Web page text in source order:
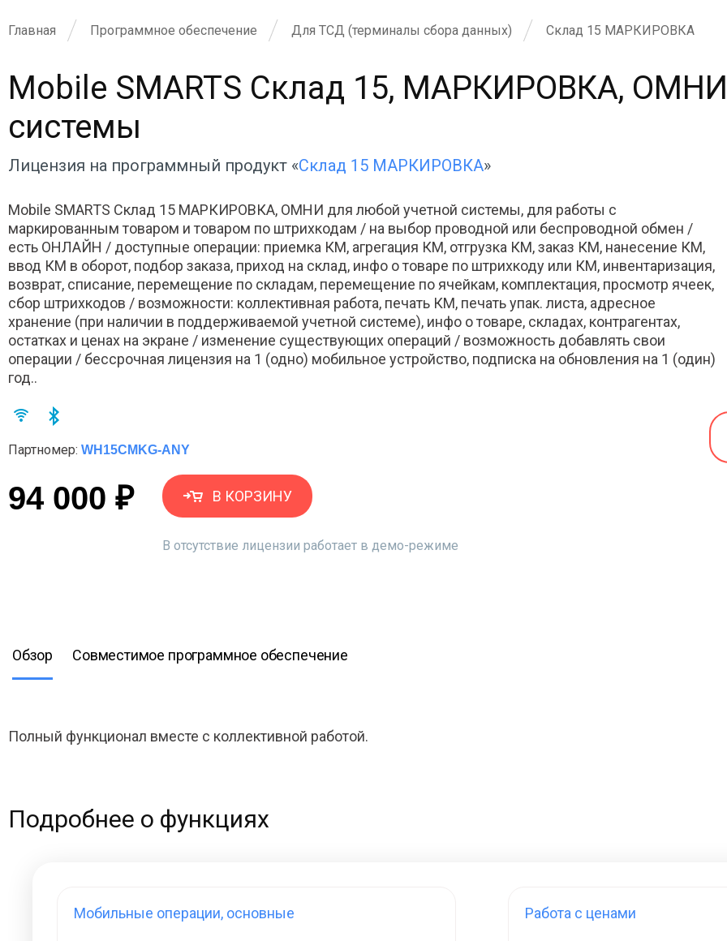
Главная Программное обеспечение Для ТСД (терминалы сбора данных) Склад 15 МАРКИРОВКА
Mobile SMARTS Склад 15, МАРКИРОВКА,
системы
Лицензия на программный продукт «Склад 15 МАРКИРОВКА»
Mobile SMARTS Склад 15 МАРКИРОВКА, ОМНИ для любой учетной системы, для работы с
маркированным товаром и товаром по штрихкодам / на выбор проводной или беспроводной обмен /
есть ОНЛАЙН / доступные операции: приемка КМ, агрегация КМ, отгрузка КМ, заказ КМ, нанесение КМ,
ввод КМ в оборот, подбор заказа, приход на склад, инфо о товаре по штрихкоду или КМ, инвентаризация,
возврат, списание, перемещение по складам, перемещение по ячейкам, комплектация, просмотр ячеек,
сбор штрихкодов / возможности: коллективная работа, печать КМ, печать упак. листа, адресное
хранение (при наличии в поддерживаемой учетной системе), инфо о товаре, складах, контрагентах,
остатках и ценах на экране / изменение существующих операций / возможность добавлять свои
операции / бессрочная лицензия на 1 (одно) мобильное устройство, подписка на обновления на 1 (один)
год..
Партномер: WH15CMKG-ANY
94 000 ₽ В КОРЗИНУ
В отсутствие лицензии работает в демо-режиме
Обзор Совместимое программное обеспечение
Полный функционал вместе с коллективной работой.
Подробнее о функциях
Мобильные операции, основные Работа с ценами